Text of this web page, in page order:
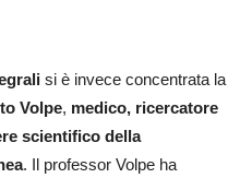
si è invece concentrata la
Volpe, medico, ricercatore
scientifico della
. Il professor Volpe ha